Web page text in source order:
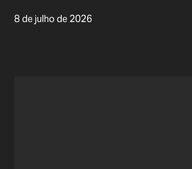
8 de julho de 2026